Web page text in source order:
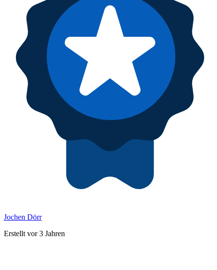
Jochen Dörr
Erstellt vor 3 Jahren